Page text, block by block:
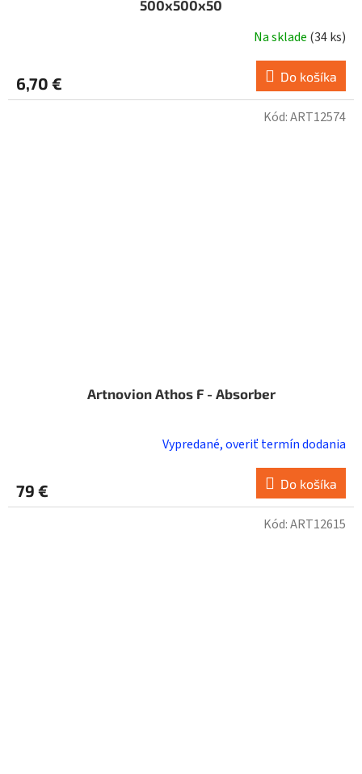
500x500x50
Na sklade (34 ks)
6,70 € Do košíka
Artnovion Athos F - Absorber
Vypredané, overiť termín dodania
79 € Do košíka
Kód:ART12574
Kód:ART12615